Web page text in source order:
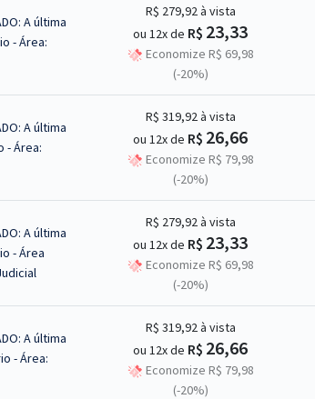
A última
- Área:
R$ 279,92à vista
ou 12x de R$ 23,33
Economize R$ 69,98
(-20%)
A última
- Área:
R$ 319,92à vista
ou 12x de R$ 26,66
Economize R$ 79,98
(-20%)
A última
- Área
R$ 279,92à vista
ou 12x de R$ 23,33
Economize R$ 69,98
(-20%)
A última
- Área:
R$ 319,92à vista
ou 12x de R$ 26,66
Economize R$ 79,98
(-20%)